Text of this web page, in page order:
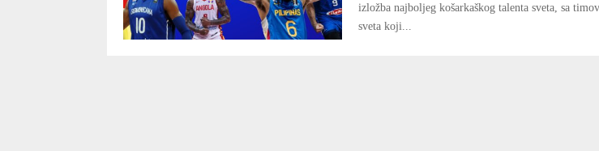
izložba najboljeg košarkaškog talenta sveta, sa
sveta koji...